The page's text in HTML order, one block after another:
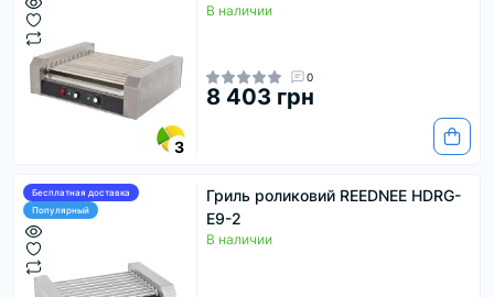
3
В наличии
0
8 403 грн
Бесплатная доставка
Популярный
Гриль роликовий REEDNEE HDRG-
E9-2
В наличии